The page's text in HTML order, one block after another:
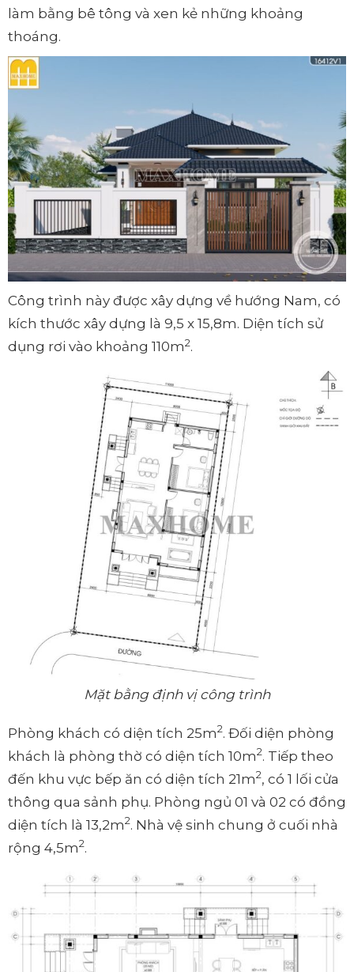
làm bằng bê tông và xen kẻ những khoảng
thoáng.
Công trình này được xây dựng về hướng Nam, có
kích thước xây dựng là 9,5 x 15,8m. Diện tích sử
dụng rơi vào khoảng 110m2.
Mặt bằng định vị công trình
Phòng khách có diện tích 25m2. Đối diện phòng
khách là phòng thờ có diện tích 10m2. Tiếp theo
đến khu vực bếp ăn có diện tích 21m2, có 1 lối cửa
thông qua sảnh phụ. Phòng ngủ 01 và 02 có đồng
diện tích là 13,2m2. Nhà vệ sinh chung ở cuối nhà
rộng 4,5m2.